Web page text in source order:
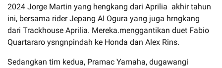
2024 Jorge Martin yang hengkang dari Aprilia akhir tahun
ini, bersama rider Jepang AI Ogura yang juga hrngkang
dari Trackhouse Aprilia. Mereka.menggantikan duet Fabio
Quartararo ysngnpindah ke Honda dan Alex Rins.
Sedangkan tim kedua, Pramac Yamaha, dugawangi